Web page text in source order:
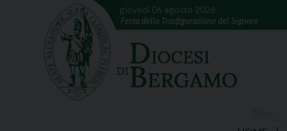
giovedì 06 agosto 2026
Festa della Trasfigurazione del Signore